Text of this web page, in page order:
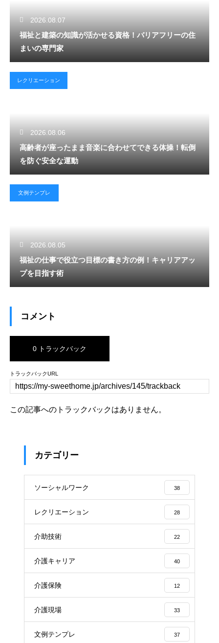
2026.08.07
福祉と建築の知識が活かせる資格！バリアフリーの住
まいの専門家
レクリエーション
2026.08.06
高齢者が座ったまま音楽に合わせてできる体操！転倒
を防ぐ安全な運動
文例テンプレ
2026.08.05
福祉の仕事で役立つ目標の書き方の例！キャリアアッ
プを目指す術
コメント
0 トラックバック
トラックバックURL
この記事へのトラックバックはありません。
カテゴリー
ソーシャルワーク 38
レクリエーション 28
介助技術 22
介護キャリア 40
介護保険 12
介護現場 33
文例テンプレ 37